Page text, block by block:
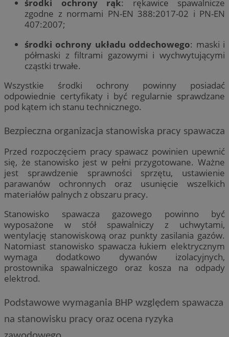
środki ochrony rąk: rękawice spawalnicze
zgodne z normami PN-EN 388:2017-02 i PN-EN
407:2007;
środki ochrony układu oddechowego: maski i
półmaski z filtrami gazowymi i wychwytującymi
cząstki trwałe.
Wszystkie środki ochrony powinny posiadać
odpowiednie certyfikaty i być regularnie sprawdzane
pod kątem ich stanu technicznego.
Bezpieczna organizacja stanowiska pracy spawacza
Przed rozpoczęciem pracy spawacz powinien upewnić
się, że stanowisko jest w pełni przygotowane. Ważne
jest sprawdzenie sprawności sprzętu, ustawienie
parawanów ochronnych oraz usunięcie wszelkich
materiałów palnych z obszaru pracy.
Stanowisko spawacza gazowego powinno być
wyposażone w stół spawalniczy z uchwytami,
wentylację stanowiskową oraz punkty zasilania gazów.
Natomiast stanowisko spawacza łukiem elektrycznym
wymaga dodatkowo dywanów izolacyjnych,
prostownika spawalniczego oraz kosza na odpady
elektrod.
Podstawowe wymagania BHP względem spawacza
na stanowisku pracy oraz ocena ryzyka